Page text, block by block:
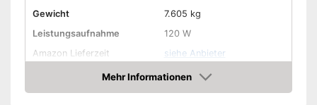
Gewicht
7.605 kg
Leistungsaufnahme
120 W
Amazon Lieferzeit
siehe Anbieter
Mehr Informationen
Amazon